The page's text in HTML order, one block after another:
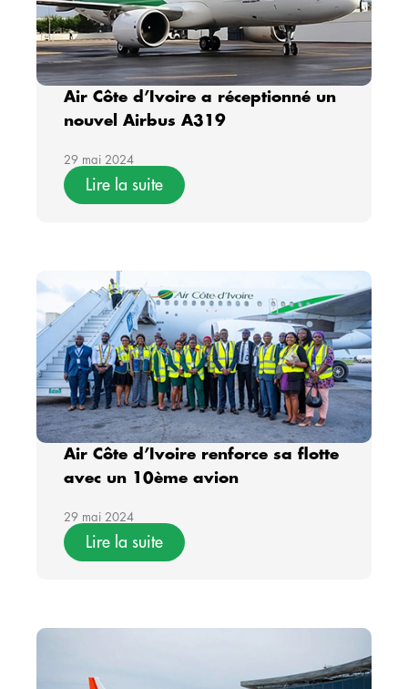
Air Côte d’Ivoire a réceptionné un
nouvel Airbus A319
29 mai 2024
Lire la suite
Air Côte d’Ivoire renforce sa flotte
avec un 10ème avion
29 mai 2024
Lire la suite